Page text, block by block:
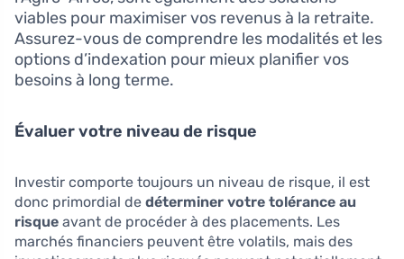
viables pour maximiser vos revenus à la retraite.
Assurez-vous de comprendre les modalités et les
options d’indexation pour mieux planifier vos
besoins à long terme.
Évaluer votre niveau de risque
Investir comporte toujours un niveau de risque, il est
donc primordial de déterminer votre tolérance au
risque avant de procéder à des placements. Les
marchés financiers peuvent être volatils, mais des